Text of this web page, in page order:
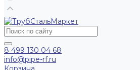
8 499 130 04 68
info@pipe-rf.ru